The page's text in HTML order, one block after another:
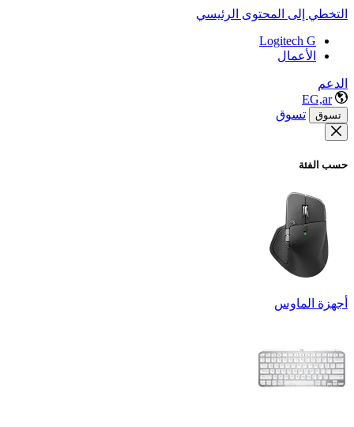
التخطي إلى المحتوى الرئيسي
Logitech G
الأعمال
الدعم
EG,ar
تسوق تسوق
حسب الفئة
أجهزة الماوس